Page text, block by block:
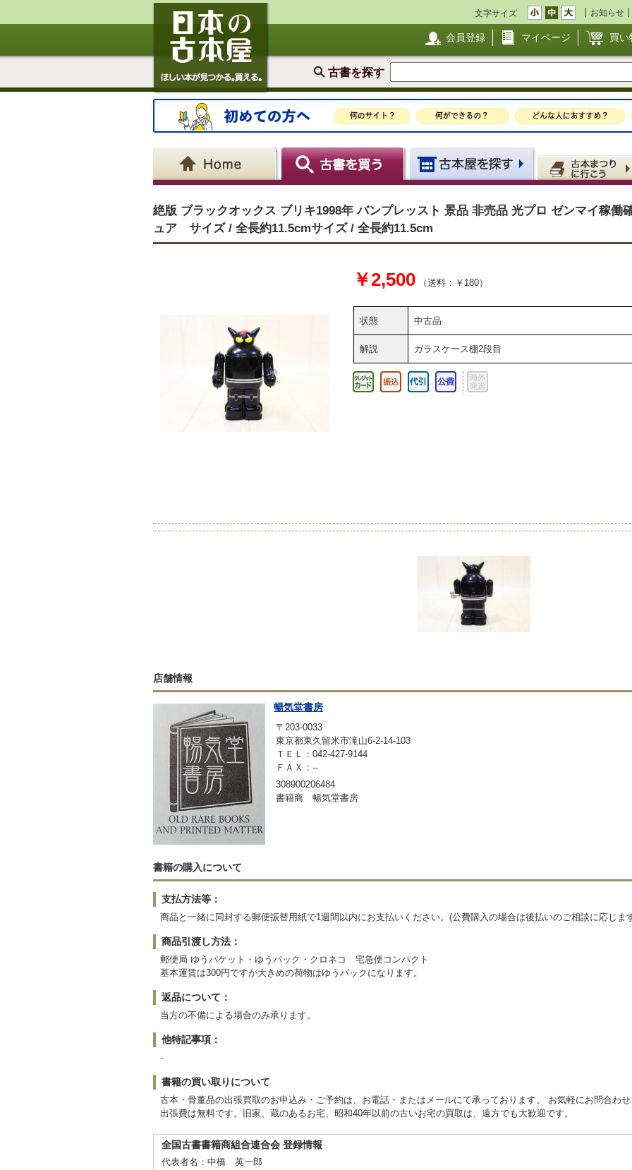
文字サイズ お知らせ
会員登録 マイページ 買い
古書を探す
絶版 ブラックオックス ブリキ1998年 バンプレッスト 景品 非売品 光プロ ゼンマイ稼働
ュア サイズ / 全長約11.5cmサイズ / 全長約11.5cm
￥2,500 （送料：￥180）
状態 中古品
解説 ガラスケース棚2段目
店舗情報
暢気堂書房
〒203-0033
東京都東久留米市滝山6-2-14-103
ＴＥＬ：042-427-9144
ＦＡＸ：--
308900206484
書籍商 暢気堂書房
書籍の購入について
支払方法等：
商品と一緒に同封する郵便振替用紙で1週間以内にお支払いください。(公費購入の場合は後払いのご相談に応じま
商品引渡し方法：
郵便局 ゆうパケット・ゆうパック・クロネコ 宅急便コンパクト
基本運賃は300円ですが大きめの荷物はゆうパックになります。
返品について：
当方の不備による場合のみ承ります。
他特記事項：
-
書籍の買い取りについて
古本・骨董品の出張買取のお申込み・ご予約は、お電話・またはメールにて承っております。 お気軽にお問合わ
出張費は無料です。旧家、蔵のあるお宅、昭和40年以前の古いお宅の買取は、遠方でも大歓迎です。
全国古書書籍商組合連合会 登録情報
代表者名：中橋 英一郎